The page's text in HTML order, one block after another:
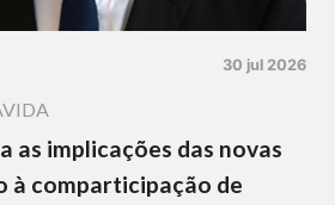
30 jul 2026
as implicações das novas
à comparticipação de